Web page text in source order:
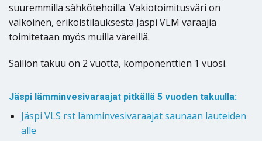
suuremmilla sähkötehoilla. Vakiotoimitusväri on
valkoinen, erikoistilauksesta Jäspi VLM varaajia
toimitetaan myös muilla väreillä.
Säiliön takuu on 2 vuotta, komponenttien 1 vuosi.
Jäspi lämminvesivaraajat pitkällä 5 vuoden takuulla:
Jäspi VLS rst lämminvesivaraajat saunaan lauteiden
alle